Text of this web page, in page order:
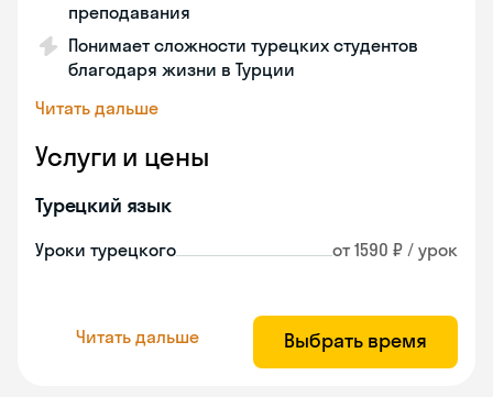
преподавания
Понимает сложности турецких студентов
благодаря жизни в Турции
Читать дальше
Услуги и цены
Турецкий язык
Уроки турецкого от 1590 ₽ / урок
Читать дальше Выбрать время